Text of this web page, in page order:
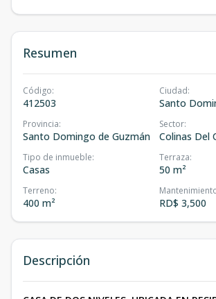
Resumen
Código:
412503
Ciudad:
Santo
Provincia:
Santo Domingo de Guzmán
Sector:
Colinas Del
Tipo de inmueble:
Casas
Terraza:
50 m²
Terreno:
400 m² RD$ 3,500
Descripción